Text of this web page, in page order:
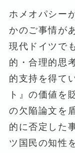
ホメオパシー
かのご事情が
現代ドイツで
的・合理的思
的支持を得て
ト』の価値を
の欠陥論文を
的に否定した
ツ国民の知性